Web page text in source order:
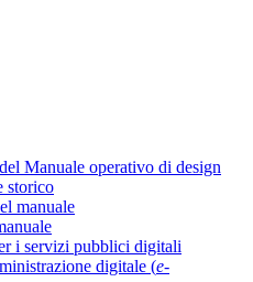
Manuale operativo di design
storico
manuale
i servizi pubblici digitali
digitale (e-